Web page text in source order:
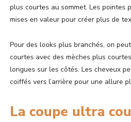
plus courtes au sommet. Les pointes
mises en valeur pour créer plus de
Pour des looks plus branchés, on
courtes avec des mèches plus
longues sur les côtés. Les cheveux
coiffés vers l’arrière pour une allure
La coupe ultra